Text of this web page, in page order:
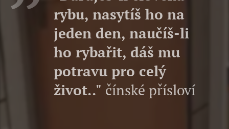
rybu, nasytíš ho na
jeden den, naučíš-li
ho rybařit, dáš mu
potravu pro celý
život.." čínské přísloví